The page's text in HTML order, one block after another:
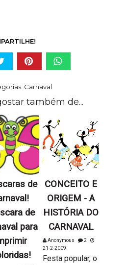
Carnaval
também de...
de
de
para
CONCEITO E
ORIGEM - A
HISTÓRIA DO
CARNAVAL
Anonymous
2
21-2-2009
Festa popular, o